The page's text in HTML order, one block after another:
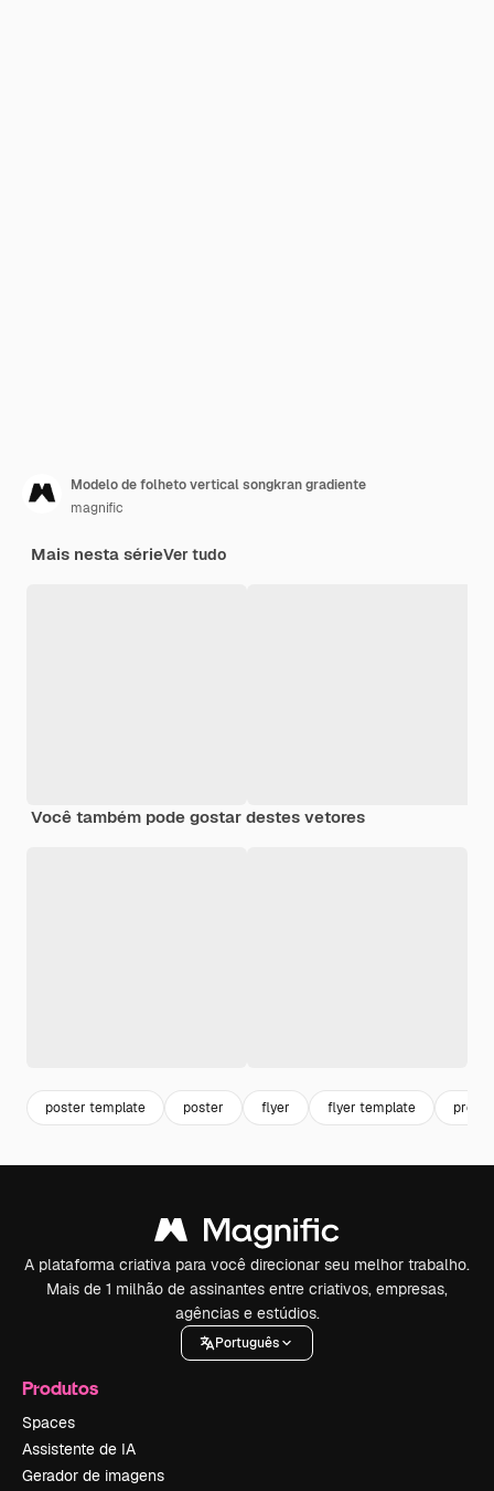
Modelo de folheto vertical songkran gradiente
magnific
Mais nesta sérieVer tudo
Você também pode gostar destes vetores
poster template poster flyer flyer template pronto
A plataforma criativa para você direcionar seu melhor trabalho.
Mais de 1 milhão de assinantes entre criativos, empresas,
agências e estúdios.
Português
Produtos
Spaces
Assistente de IA
Gerador de imagens